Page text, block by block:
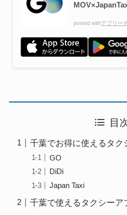
posted withアプリー
目
千葉でお得に使えるタク
GO
DiDi
Japan Taxi
千葉で使えるタクシー